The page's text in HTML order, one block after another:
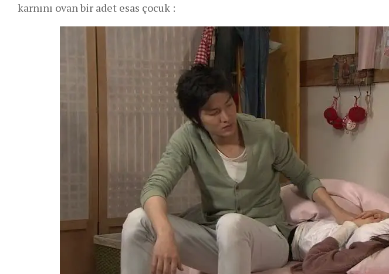
karnını ovan bir adet esas çocuk :